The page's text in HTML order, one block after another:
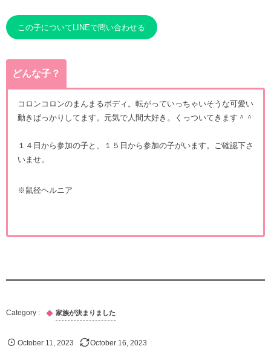
この子についてLINEで問い合わせる
どんな子？
コロンコロンのまんまるボディ。転がっていっちゃいそうな可愛い
動きばっかりしてます。元気で人間大好き。くっついてきます＾＾
１４日から参加の子と、１５日から参加の子がいます。ご確認下さ
いませ。
※鼠径ヘルニア
家族が決まりました
October 11 ,2023 October 16 2023